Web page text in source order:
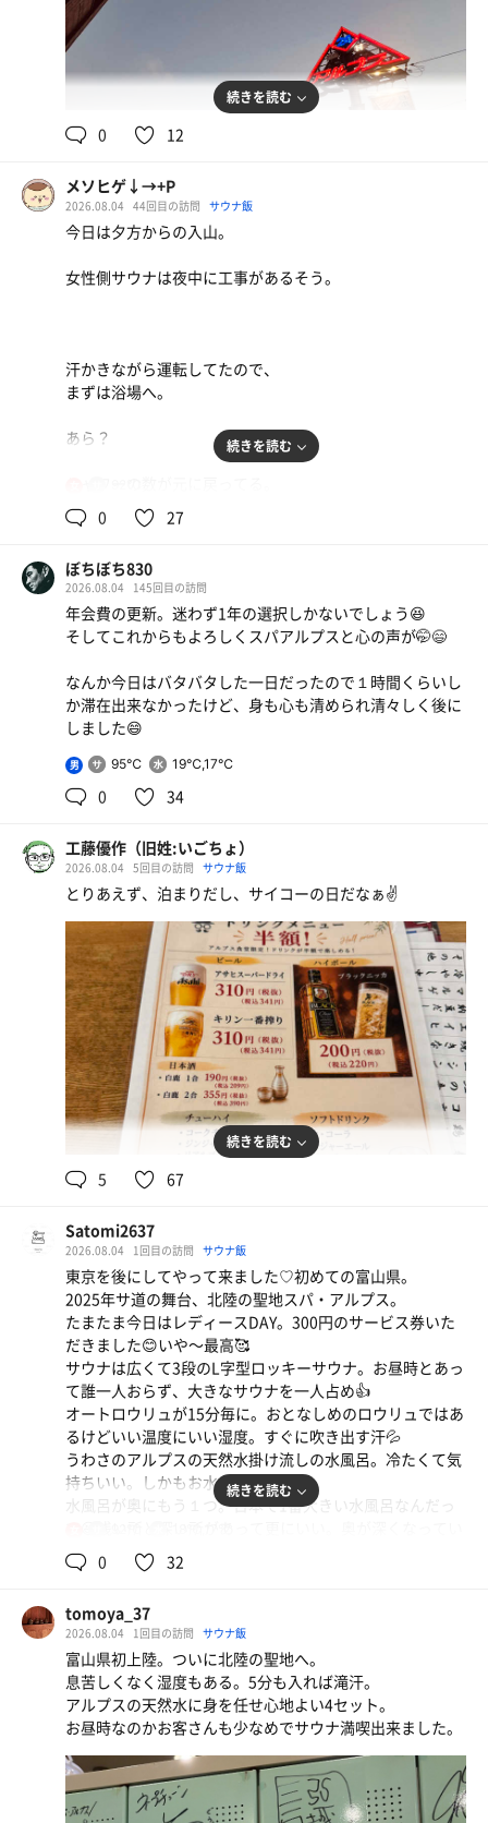
イカの黒作り
キンキン この時間はものがないな
アサヒ生ビール🍺
天然水
🍚が旨いなぁ😋
アルプスの聖水
富山ブラックラーメン🍜
味濃いめで好き💗
続きを読む
0 12
メソヒゲ↓→+P
2026.08.04 44回目の訪問 サウナ飯
今日は夕方からの入山。
女性側サウナは夜中に工事があるそう。
汗かきながら運転してたので、
まずは浴場へ。
あら？
湯船で下茹で。
その後、サ室へ。
今日は泊まらないので、
２セットで打ち止め。
2階に上がって、腹ごしらえ。
今日は飲まないので、
ビタックスで喉を潤す。
甘くて最高。
食事は恒例のミニ丼セットと、
さっぱりしたものが欲しかったので、
焼き茄子山かけ。
うーん。
なんて美味しいのかしら！
やっぱりお出汁が素晴らしいんだろうな。
今日は若いお客様が多くて活気がある。
なんか良い。
そして帰路へ。
きっと、また来月。
続きを読む
0 27
ぼちぼち830
2026.08.04 145回目の訪問
年会費の更新。迷わず1年の選択しかないでしょう😆
そしてこれからもよろしくスパアルプスと心の声が🤭😄
なんか今日はバタバタした一日だったので１時間くらいし
か滞在出来なかったけど、身も心も清められ清々しく後に
しました😄
男 95℃ 19℃,17℃
0 34
工藤優作（旧姓:いごちょ）
2026.08.04 5回目の訪問 サウナ飯
とりあえず、泊まりだし、サイコーの日だなぁ✌️
サス昆布〆、アオリイカ造り
久しぶりのサス！今日はアルコール半額で嬉しいやら
ブラックニッカハイボール
続きを読む
5 67
Satomi2637
2026.08.04 1回目の訪問 サウナ飯
東京を後にしてやって来ました♡初めての富山県。
2025年サ道の舞台、北陸の聖地スパ・アルプス。
たまたま今日はレディースDAY。300円のサービス券いた
だきました😊いや〜最高🥰
サウナは広くて3段のL字型ロッキーサウナ。お昼時とあっ
て誰一人おらず、大きなサウナを一人占め👍
オートロウリュが15分毎に。おとなしめのロウリュではあ
るけどいい温度にいい湿度。すぐに吹き出す汗💦
うわさのアルプスの天然水掛け流しの水風呂。冷たくて気
持ちいい。しかもお水が美味しい😋
水風呂が奥にもう１つ。日本で1番大きい水風呂なんだっ
てしかも奥には天然水の滝。頭からかぶるともう最高👌
外気浴は暑そうだったので内気浴。驚くほどの汗とあまみ
さすが北陸の聖地👍
サウナの後は主人と合流してナカちゃんさんたちが食べて
た食堂へ。
美味しかった😋満足満足🥰
サウナ:8分×5
水風呂:1〜2分×5
内気浴:5分×3
続きを読む
0 32
tomoya_37
2026.08.04 1回目の訪問 サウナ飯
富山県初上陸。ついに北陸の聖地へ。
息苦しくなく湿度もある。5分も入れば滝汗。
アルプスの天然水に身を任せ心地よい4セット。
お昼時なのかお客さんも少なめでサウナ満喫出来ました。